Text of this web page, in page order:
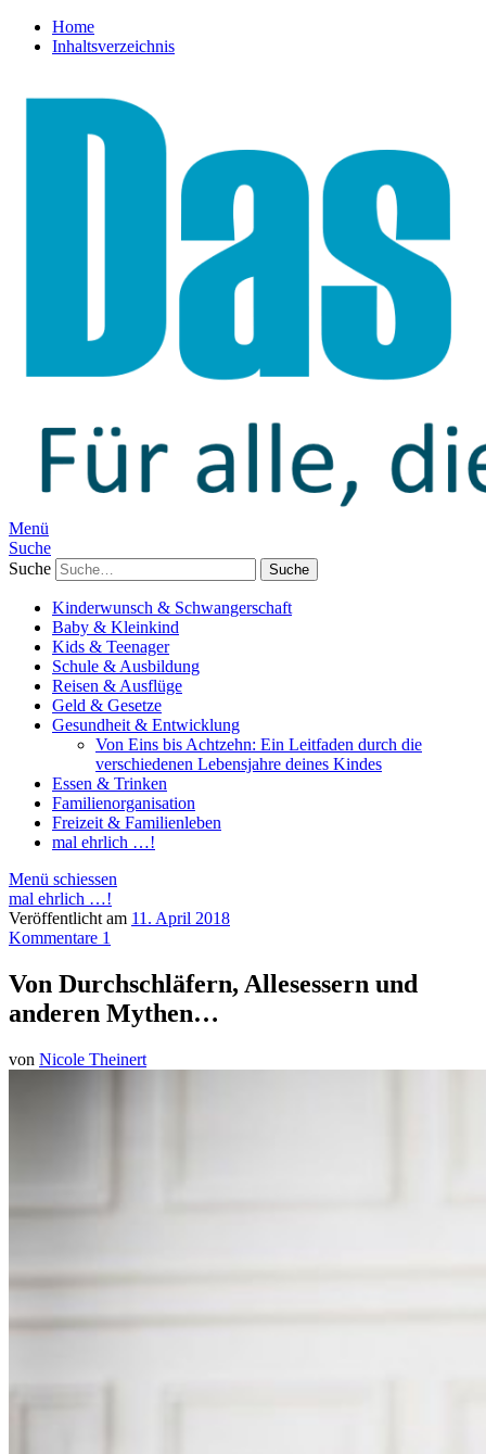
Home
Inhaltsverzeichnis
Menü
Suche
Suche
Kinderwunsch & Schwangerschaft
Baby & Kleinkind
Kids & Teenager
Schule & Ausbildung
Reisen & Ausflüge
Geld & Gesetze
Gesundheit & Entwicklung
Von Eins bis Achtzehn: Ein Leitfaden durch die
verschiedenen Lebensjahre deines Kindes
Essen & Trinken
Familienorganisation
Freizeit & Familienleben
mal ehrlich …!
Menü schiessen
mal ehrlich …!
Veröffentlicht am 11. April 2018
Kommentare 1
Von Durchschläfern, Allesessern und
anderen Mythen…
von Nicole Theinert